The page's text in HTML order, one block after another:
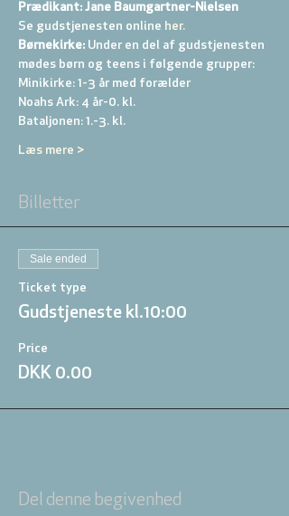
Prædikant: Jane Baumgartner-Nielsen
Se gudstjenesten online her.
Børnekirke: Under en del af gudstjenesten
mødes børn og teens i følgende grupper:
Minikirke: 1-3 år med forælder
Noahs Ark: 4 år-0. kl.
Bataljonen: 1.-3. kl.
Læs mere >
Billetter
Sale ended
Ticket type
Gudstjeneste kl.10:00
Price
DKK 0.00
Del denne begivenhed